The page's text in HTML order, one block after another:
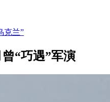
克兰”
“巧遇”军演